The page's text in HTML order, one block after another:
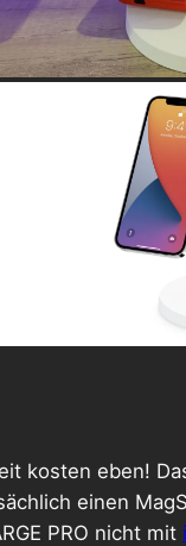
kosten eben!
einen
PRO nicht mit